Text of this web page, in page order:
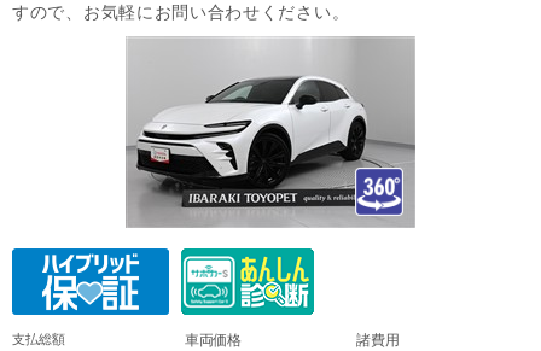
すので、お気軽にお問い合わせください。
支払総額 車両価格 諸費用